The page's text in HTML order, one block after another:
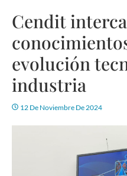
Cendit
evolución
industria
12 De Noviembre De 2024